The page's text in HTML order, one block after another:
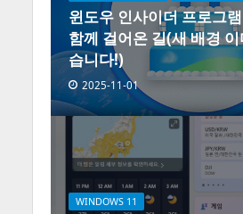
윈도우 인사이더 프로그
함께 걸어온 길(새 배경
습니다!)
2025-11-01
WINDOWS 11